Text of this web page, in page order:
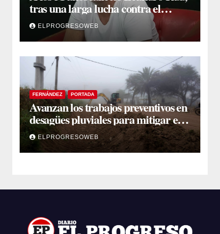
tras una larga lucha contra el
cáncer
ELPROGRESOWEB
FERNÁNDEZ PORTADA
Avanzan los trabajos preventivos en
desagües pluviales para mitigar el
impacto de la temporada de lluvias
ELPROGRESOWEB